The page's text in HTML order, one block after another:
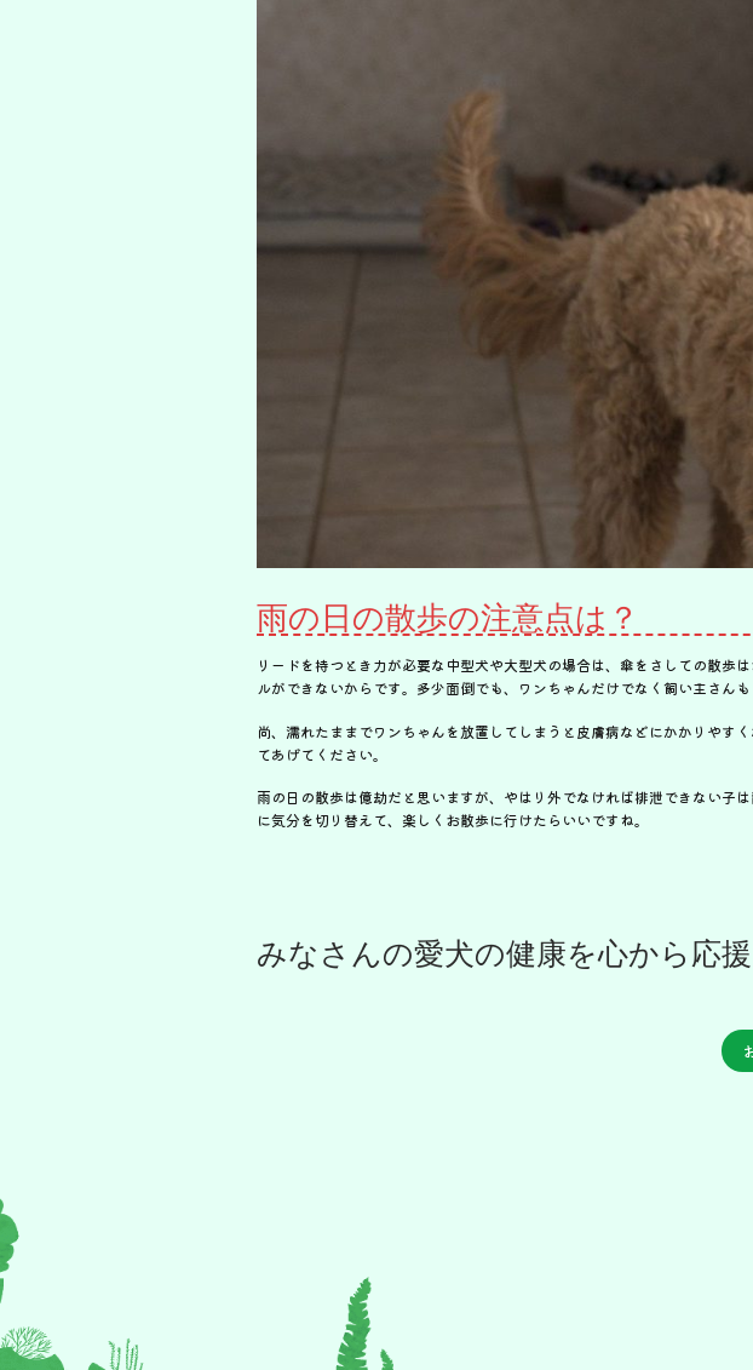
雨の日の散歩の注意点は？
リードを持つとき力が必要な中型犬や大型犬の場合は、傘をさしての散歩
ルができないからです。多少面倒でも、ワンちゃんだけでなく飼い主さん
尚、濡れたままでワンちゃんを放置してしまうと皮膚病などにかかりやす
てあげてください。
雨の日の散歩は億劫だと思いますが、やはり外でなければ排泄できない子
に気分を切り替えて、楽しくお散歩に行けたらいいですね。
みなさんの愛犬の健康を心から応